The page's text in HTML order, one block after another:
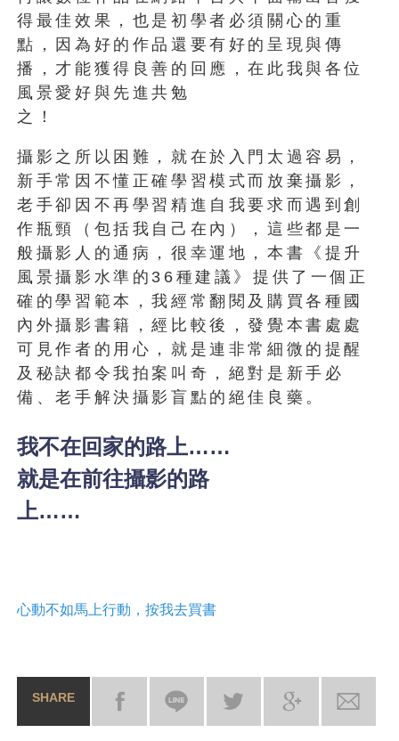
得最佳效果，也是初學者必須關心的重
點，因為好的作品還要有好的呈現與傳
播，才能獲得良善的回應，在此我與各位
風景愛好與先進共勉
之！
攝影之所以困難，就在於入門太過容易，
新手常因不懂正確學習模式而放棄攝影，
老手卻因不再學習精進自我要求而遇到創
作瓶頸（包括我自己在內），這些都是一
般攝影人的通病，很幸運地，本書《提升
風景攝影水準的36種建議》提供了一個正
確的學習範本，我經常翻閱及購買各種國
內外攝影書籍，經比較後，發覺本書處處
可見作者的用心，就是連非常細微的提醒
及秘訣都令我拍案叫奇，絕對是新手必
備、老手解決攝影盲點的絕佳良藥。
我不在回家的路上……
就是在前往攝影的路
上……
心動不如馬上行動，按我去買書
SHARE